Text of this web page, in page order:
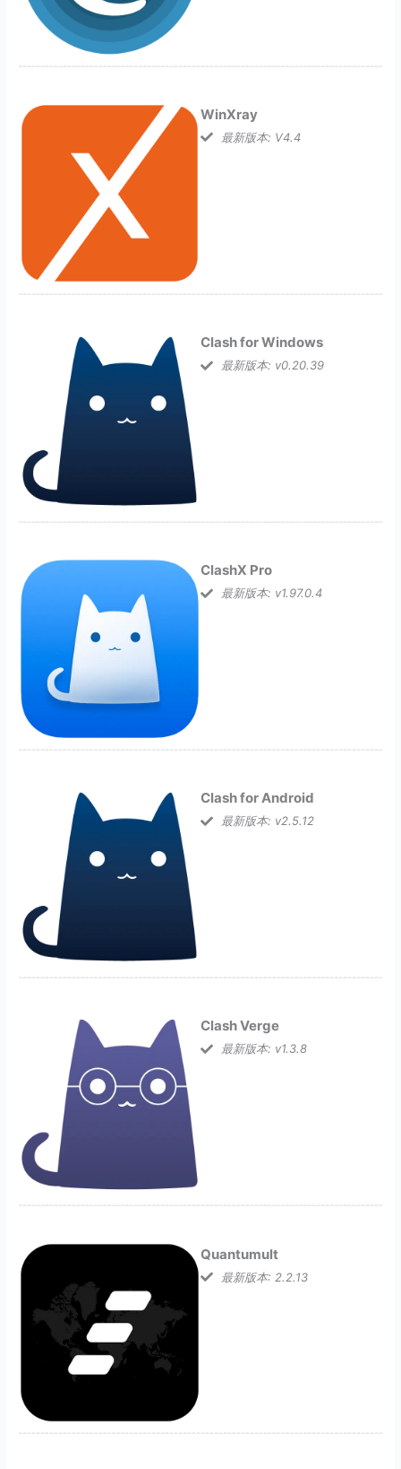
WinXray
最新版本: V4.4
Clash for Windows
最新版本: v0.20.39
ClashX Pro
最新版本: v1.97.0.4
Clash for Android
最新版本: v2.5.12
Clash Verge
最新版本: v1.3.8
Quantumult
最新版本: 2.2.13